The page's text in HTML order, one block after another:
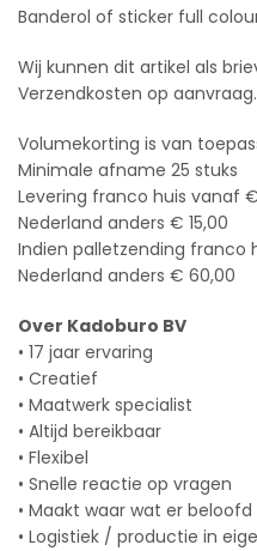
Banderol of sticker full
Wij kunnen dit artikel als
Verzendkosten op aanvraag.
Volumekorting is van
Minimale afname 25 stuks
Levering franco huis vanaf
Nederland anders € 15,00
Indien palletzending franco
Nederland anders € 60,00
Over Kadoburo BV
• 17 jaar ervaring
• Creatief
• Maatwerk specialist
• Altijd bereikbaar
• Flexibel
• Snelle reactie op vragen
• Maakt waar wat er
• Logistiek / productie in